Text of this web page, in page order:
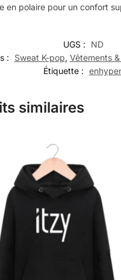
en polaire pour un confort
UGS :
ND
:
Sweat K-pop, Vêtements
Étiquette :
similaires